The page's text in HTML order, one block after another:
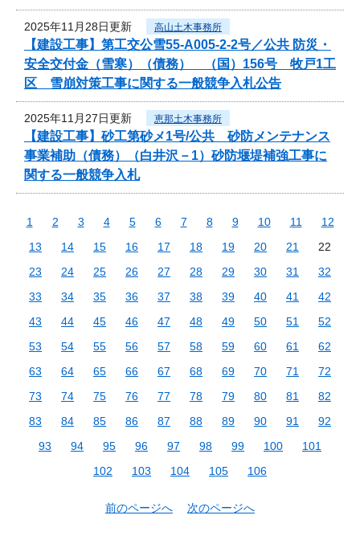
2025年11月28日更新 高山土木事務所
【建設工事】第工交公雪55-A005-2-2号／公共 防災・
安全交付金（雪寒）（債務） （国）156号 牧戸1工
区 雪崩対策工事に関する一般競争入札公告
2025年11月27日更新 恵那土木事務所
【建設工事】砂工第砂メ1号/公共 砂防メンテナンス
事業補助（債務）（白井沢－1）砂防堰堤補強工事に
関する一般競争入札
1 2 3 4 5 6 7 8 9 10 11
12
13
14 15 16 17 18 19 20 21
22
23
24 25 26 27 28 29 30 31
32
33
34 35 36 37 38 39 40 41
42
43
44 45 46 47 48 49 50 51
52
53
54 55 56 57 58 59 60 61
62
63
64 65 66 67 68 69 70 71
72
73
74 75 76 77 78 79 80 81
82
83
84 85 86 87 88 89 90 91
92
93
94 95 96 97 98 99 100
101
102
103 104 105 106
前のページへ 次のページへ